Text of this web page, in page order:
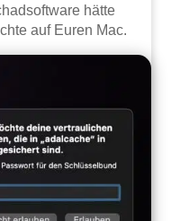
hätte
auf Euren Mac.